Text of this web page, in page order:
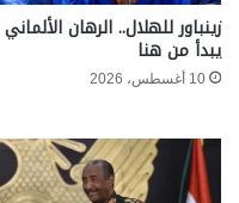
زينباور للهلال.. الرهان الألماني
يبدأ من هنا
10 أغسطس، 2026